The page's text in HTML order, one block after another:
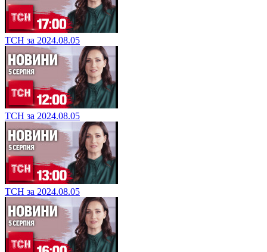
ТСН за 2024.08.05
ТСН за 2024.08.05
ТСН за 2024.08.05